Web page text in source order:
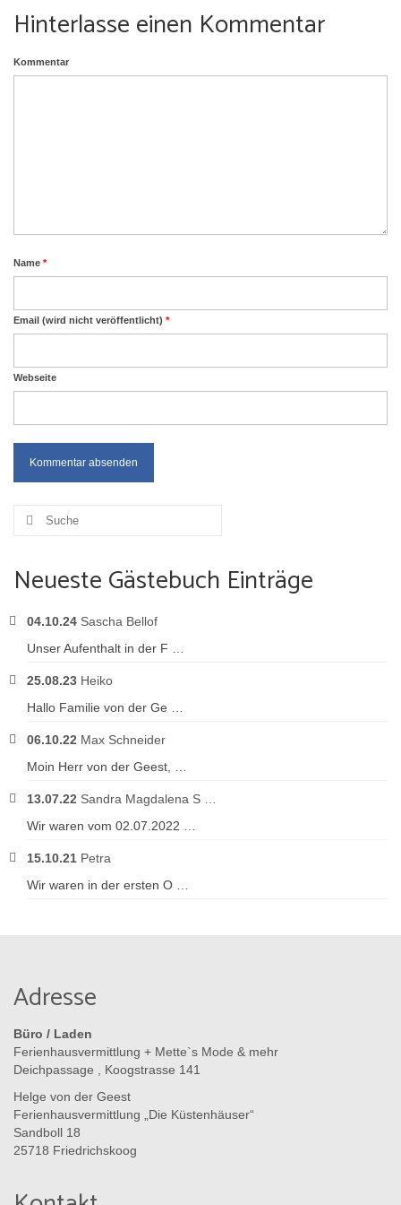
Büro/Laden
Anfrage
Hinterlasse einen Kommentar
Kommentar
Name *
Email (wird nicht veröffentlicht) *
Webseite
Suche
Neueste Gästebuch Einträge
04.10.24 Sascha Bellof
Unser Aufenthalt in der F …
25.08.23 Heiko
Hallo Familie von der Ge …
06.10.22 Max Schneider
Moin Herr von der Geest, …
13.07.22 Sandra Magdalena S …
Wir waren vom 02.07.2022 …
15.10.21 Petra
Wir waren in der ersten O …
Adresse
Büro / Laden
Ferienhausvermittlung + Mette`s Mode & mehr
Deichpassage , Koogstrasse 141
Helge von der Geest
Ferienhausvermittlung „Die Küstenhäuser“
Sandboll 18
25718 Friedrichskoog